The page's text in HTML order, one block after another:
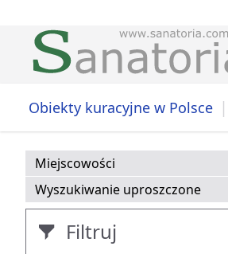
Obiekty kuracyjne w Polsce |
Miejscowości
Wyszukiwanie uproszczone
Filtruj